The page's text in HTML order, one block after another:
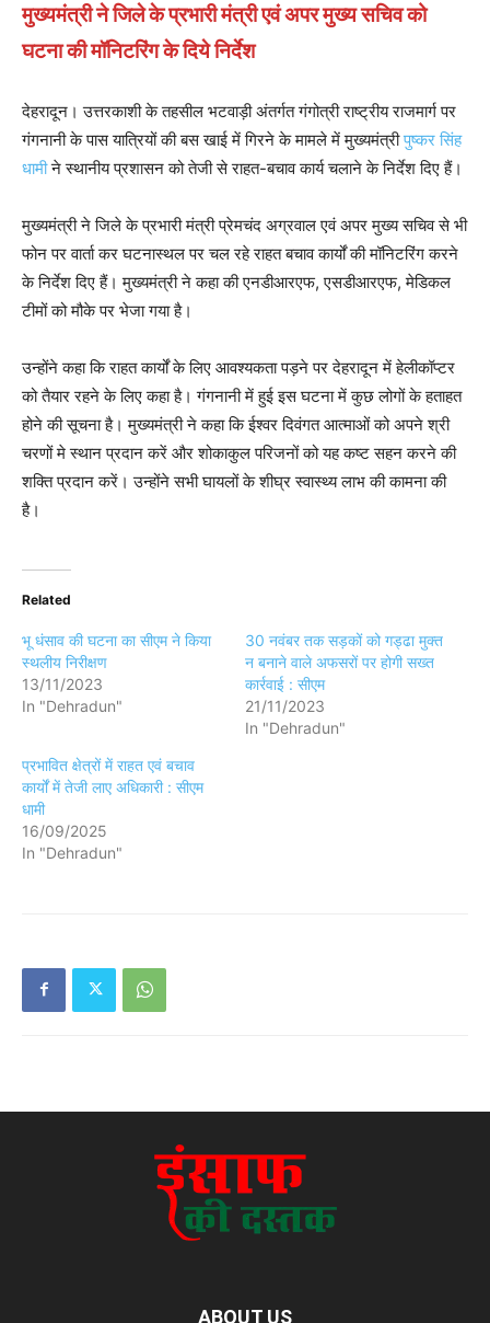
मुख्यमंत्री ने जिले के प्रभारी मंत्री एवं अपर मुख्य सचिव को
घटना की मॉनिटरिंग के दिये निर्देश
देहरादून। उत्तरकाशी के तहसील भटवाड़ी अंतर्गत गंगोत्री राष्ट्रीय राजमार्ग पर
गंगनानी के पास यात्रियों की बस खाई में गिरने के मामले में मुख्यमंत्रीपुष्कर सिंह
धामीने स्थानीय प्रशासन को तेजी से राहत-बचाव कार्य चलाने के निर्देश दिए हैं।
मुख्यमंत्री ने जिले के प्रभारी मंत्री प्रेमचंद अग्रवाल एवं अपर मुख्य सचिव से भी
फोन पर वार्ता कर घटनास्थल पर चल रहे राहत बचाव कार्यों की मॉनिटरिंग करने
के निर्देश दिए हैं। मुख्यमंत्री ने कहा की एनडीआरएफ, एसडीआरएफ, मेडिकल
टीमों को मौके पर भेजा गया है।
उन्होंने कहा कि राहत कार्यों के लिए आवश्यकता पड़ने पर देहरादून में हेलीकॉप्टर
को तैयार रहने के लिए कहा है। गंगनानी में हुई इस घटना में कुछ लोगों के हताहत
होने की सूचना है। मुख्यमंत्री ने कहा कि ईश्वर दिवंगत आत्माओं को अपने श्री
चरणों मे स्थान प्रदान करें और शोकाकुल परिजनों को यह कष्ट सहन करने की
शक्ति प्रदान करें। उन्होंने सभी घायलों के शीघ्र स्वास्थ्य लाभ की कामना की
है।
Related
भू धंसाव की घटना का सीएम ने किया
स्थलीय निरीक्षण
13/11/2023
In "Dehradun"
30 नवंबर तक सड़कों को गड्ढा मुक्त
न बनाने वाले अफसरों पर होगी सख्त
कार्रवाई : सीएम
21/11/2023
In "Dehradun"
प्रभावित क्षेत्रों में राहत एवं बचाव
कार्यों में तेजी लाए अधिकारी : सीएम
धामी
16/09/2025
In "Dehradun"
ABOUT US